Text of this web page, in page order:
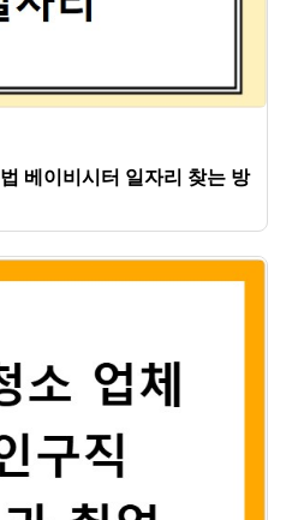
베이비시터 일자리 찾는 방